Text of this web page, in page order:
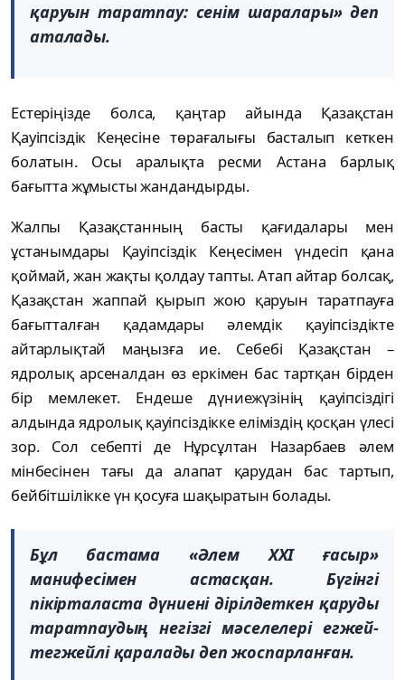
қаруын таратпау: сенім шаралары» деп
аталады.
Естеріңізде болса, қаңтар айында Қазақстан
Қауіпсіздік Кеңесіне төрағалығы басталып кеткен
болатын. Осы аралықта ресми Астана барлық
бағытта жұмысты жандандырды.
Жалпы Қазақстанның басты қағидалары мен
ұстанымдары Қауіпсіздік Кеңесімен үндесіп қана
қоймай, жан жақты қолдау тапты. Атап айтар болсақ,
Қазақстан жаппай қырып жою қаруын таратпауға
бағытталған қадамдары әлемдік қауіпсіздікте
айтарлықтай маңызға ие. Себебі Қазақстан –
ядролық арсеналдан өз еркімен бас тартқан бірден
бір мемлекет. Ендеше дүниежүзінің қауіпсіздігі
алдында ядролық қауіпсіздікке еліміздің қосқан үлесі
зор. Сол себепті де Нұрсұлтан Назарбаев әлем
мінбесінен тағы да алапат қарудан бас тартып,
бейбітшілікке үн қосуға шақыратын болады.
Бұл бастама «Әлем ХХІ ғасыр»
манифесімен астасқан. Бүгінгі
пікірталаста дүниені дірілдеткен қаруды
таратпаудың негізгі мәселелері егжей-
тегжейлі қаралады деп жоспарланған.